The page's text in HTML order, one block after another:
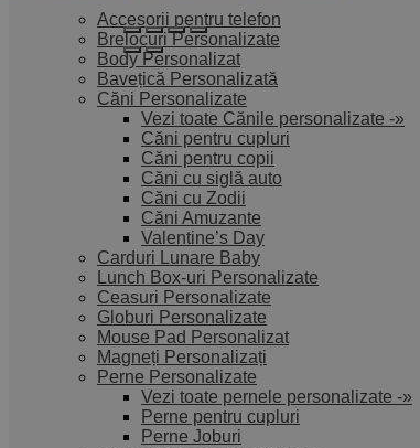
Accesorii pentru telefon
Brelocuri Personalizate
Body Personalizat
Bavețică Personalizată
Căni Personalizate
Vezi toate Cănile personalizate -»
Căni pentru cupluri
Căni pentru copii
Căni cu siglă auto
Căni cu Zodii
Căni Amuzante
Valentine’s Day
Carduri Lunare Baby
Lunch Box-uri Personalizate
Ceasuri Personalizate
Globuri Personalizate
Mouse Pad Personalizat
Magneți Personalizați
Perne Personalizate
Vezi toate pernele personalizate -»
Perne pentru cupluri
Perne Joburi